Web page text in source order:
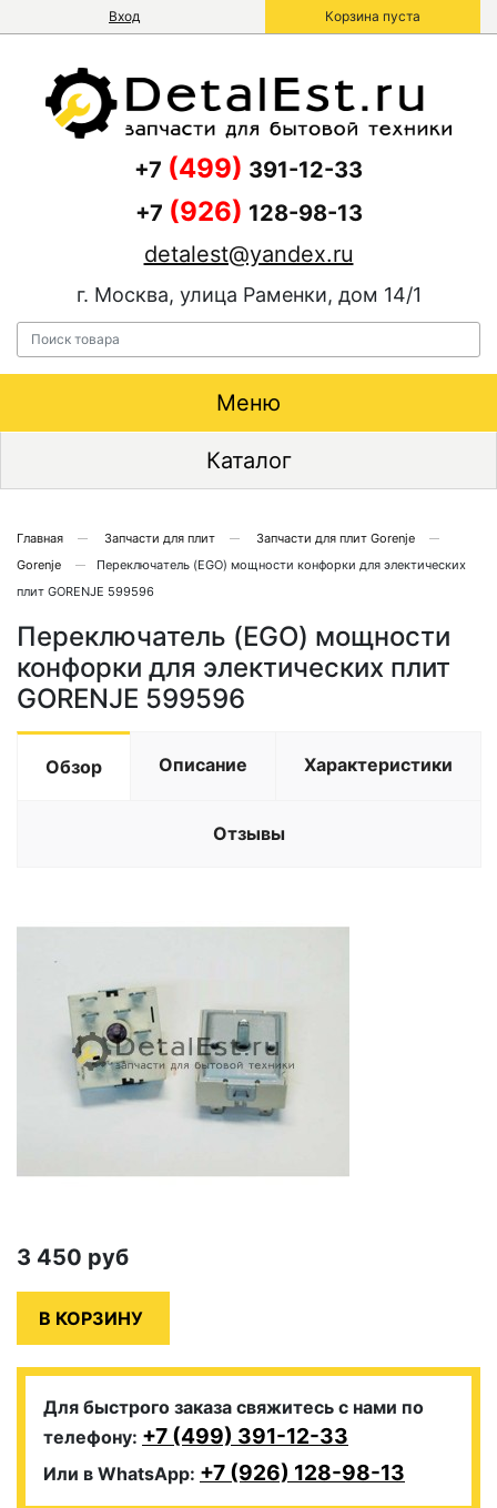
Вход Корзина пуста
+7 (499) 391-12-33
+7 (926) 128-98-13
detalest@yandex.ru
г. Москва, улица Раменки, дом 14/1
Меню
Каталог
Главная Запчасти для плит
Запчасти для плит Gorenje
Gorenje
Переключатель (EGO) мощности конфорки для электических
плит GORENJE 599596
Переключатель (EGO) мощности
конфорки для электических плит
GORENJE 599596
Обзор Описание Характеристики
Отзывы
3 450 руб
Для быстрого заказа свяжитесь с нами по
телефону: +7 (499) 391-12-33
Или в WhatsApp: +7 (926) 128-98-13